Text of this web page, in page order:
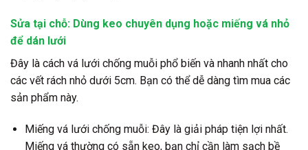
Sửa tại chỗ: Dùng keo chuyên dụng hoặc miếng vá nhỏ
để dán lưới
Đây là cách vá lưới chống muỗi phổ biến và nhanh nhất cho
các vết rách nhỏ dưới 5cm. Bạn có thể dễ dàng tìm mua các
sản phẩm này.
Miếng vá lưới chống muỗi: Đây là giải pháp tiện lợi nhất.
Miếng vá thường có sẵn keo, bạn chỉ cần làm sạch bề